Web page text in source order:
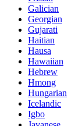
Galician
Georgian
Gujarati
Haitian
Hausa
Hawaiian
Hebrew
Hmong
Hungarian
Icelandic
Igbo